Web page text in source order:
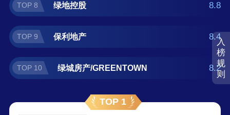
入
榜
规
则
TOP 8 绿地控股 8.8
TOP 9 保利地产 8.4
TOP 10 绿城房产/GREENTOWN 8.2
TOP 1